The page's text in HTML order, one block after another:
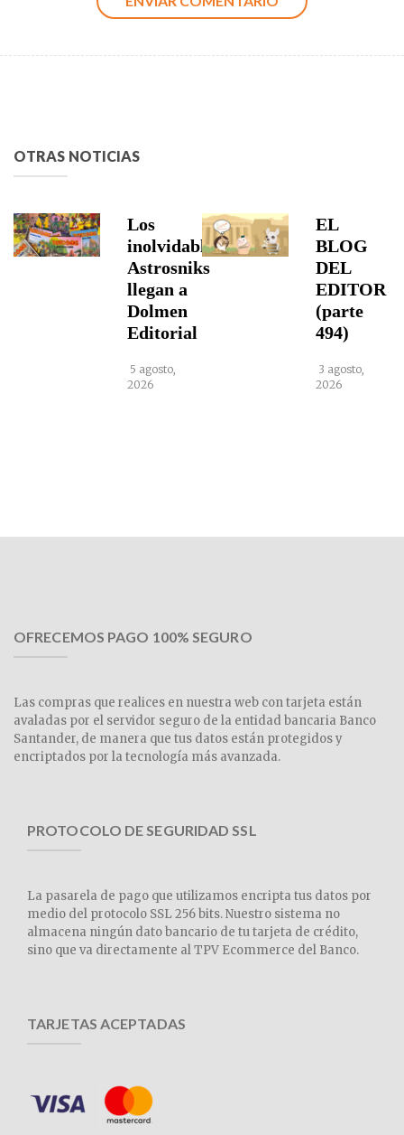
OTRAS NOTICIAS
Los
inolvidables
Astrosniks
llegan a
Dolmen
Editorial
5 agosto,
2026
EL
BLOG
DEL
EDITOR
(parte
494)
3 agosto,
2026
OFRECEMOS PAGO 100% SEGURO
Las compras que realices en nuestra web con tarjeta están
avaladas por el servidor seguro de la entidad bancaria Banco
Santander, de manera que tus datos están protegidos y
encriptados por la tecnología más avanzada.
PROTOCOLO DE SEGURIDAD SSL
La pasarela de pago que utilizamos encripta tus datos por
medio del protocolo SSL 256 bits. Nuestro sistema no
almacena ningún dato bancario de tu tarjeta de crédito,
sino que va directamente al TPV Ecommerce del Banco.
TARJETAS ACEPTADAS